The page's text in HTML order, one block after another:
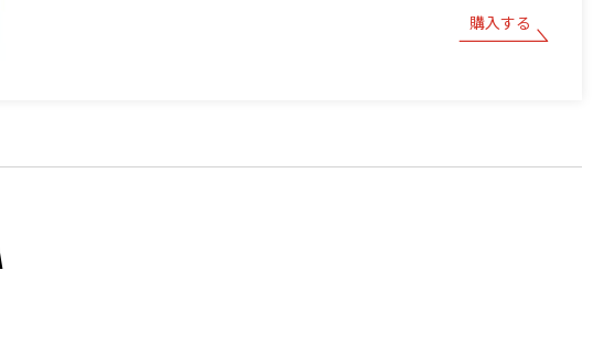
購入する